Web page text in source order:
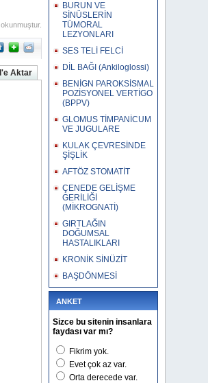
Aktar
BURUN VE
SİNÜSLERİN
TÜMORAL
LEZYONLARI
SES TELİ FELCİ
DİL BAĞI (Ankiloglossi)
BENİGN PAROKSİSMAL
POZİSYONEL VERTİGO
(BPPV)
GLOMUS TİMPANİCUM
VE JUGULARE
KULAK ÇEVRESİNDE
ŞİŞLİK
AFTÖZ STOMATİT
ÇENEDE GELİŞME
GERİLİĞİ
(MİKROGNATİ)
GIRTLAĞIN
DOĞUMSAL
HASTALIKLARI
KRONİK SİNÜZİT
BAŞDÖNMESİ
ANKET
Sizce bu sitenin insanlara
faydası var mı?
Fikrim yok.
Evet çok az var.
Orta derecede var.